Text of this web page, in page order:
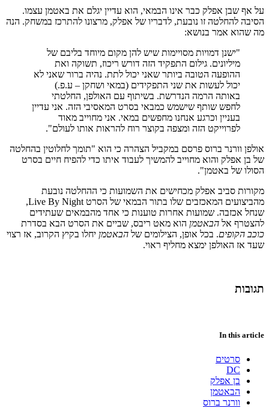
על אף שבן אפלק כבר אינו הבמאי, הוא עדיין יגלם את באטמן עצמו.
הסיבה להחלטה זו נובעת, לדבריו של אפלק, מרצונו להתרכז במשחק. הנה
מה שהוא אמר בנושא:
"ישנן דמויות מסויימות שיש להן מקום מיוחד בליבם של
מיליונים. גילום התפקיד הזה דורש ריכוז, תשוקה ואת
ההופעה הטובה ביותר שאני יכול לתת. נהיה ברור שאני לא
יכול לעשות את שני התפקידים (במאי ושחקן – ע.פ.)
באותה הרמה הנדרשת. בשיתוף עם האולפן, החלטתי
לחפש שותף שישמש כמבאי בסרט המאסיבי הזה. אני עדיין
בעניין וכרגע אנחנו מחפשים במאי. אני מחוייב מאוד
לפרוייקט הזה ומצפה בקוצר רוח להראות אותו לעולם".
אולפן וורנר ברוס פרסם במקביל הצהרה כי הוא "תומך לחלוטין בהחלטה
של בן אפלק והוא מחוייב להמשיך לעבוד איתו כדי להפיח חיים בסרט
הסולו של באטמן".
מקורות סביב אפלק מכחישים את השמועות כי ההחלטה נובעת
מהביצועים המאכזבים שלו בתור הבמאי של הסרט Live By Night,
שנחל אכזבה. שמועות אחרות טוענות כי אחד מהבמאים שעתידים
להצטרף אל הבאטמן הוא מאט ריבס, שביים את הסרט הבא בסדרת
כוכב הקופים. בכל אופן, הצילומים של הבאטמן יחלו בקיץ הקרוב, אז רצוי
שעד אז האולפן ימצא מחליף ראוי.
תגובות
In this article
סרטים
DC
בן אפלק
הבאטמן
וורנר ברוס